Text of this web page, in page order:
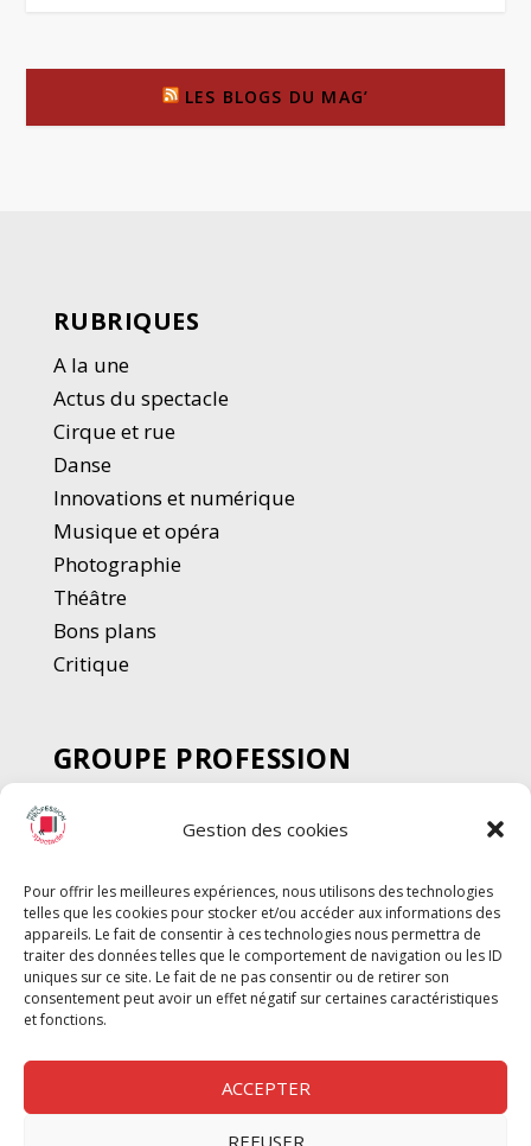
Gestion des cookies
Pour offrir les meilleures expériences, nous utilisons des technologies
telles que les cookies pour stocker et/ou accéder aux informations des
appareils. Le fait de consentir à ces technologies nous permettra de
traiter des données telles que le comportement de navigation ou les ID
uniques sur ce site. Le fait de ne pas consentir ou de retirer son
consentement peut avoir un effet négatif sur certaines caractéristiques
et fonctions.
ACCEPTER
REFUSER
LES BLOGS DU MAG’
RUBRIQUES
A la une
Actus du spectacle
Cirque et rue
Danse
Innovations et numérique
Musique et opéra
Photographie
Théâtre
Bons plans
Critique
GROUPE PROFESSION
SPECTACLE
Chèque Intermittents
Chèque Compta
Chèque Emploi Spectacle
G-Pods
Profession Audio-visuel